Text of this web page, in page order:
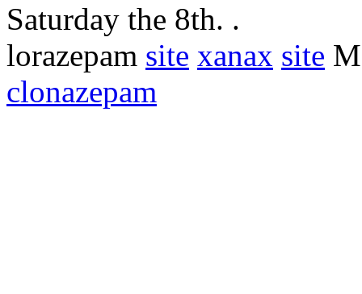
Saturday the 8th. .
lorazepam site xanax site
clonazepam